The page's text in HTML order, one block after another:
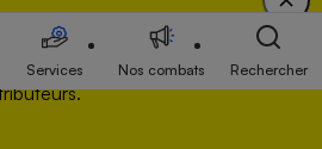
unique tout en soutenant
indépendante de l'Etat, des
Services Nos combats Rechercher